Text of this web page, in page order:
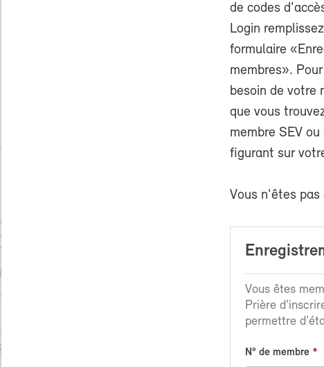
de codes
Login
formulaire
membres».
besoin de votre
que vous
membre SEV
figurant sur
Vous n'êtes pas
Vous êtes
Prière
permettre
N° de membre